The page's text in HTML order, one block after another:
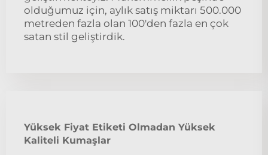
olduğumuz için, aylık satış miktarı 500.000
metreden fazla olan 100'den fazla en çok
satan stil geliştirdik.
Yüksek Fiyat Etiketi Olmadan Yüksek
Kaliteli Kumaşlar